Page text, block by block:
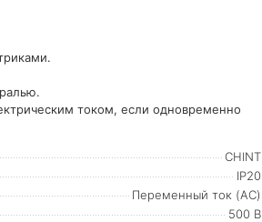
током, если одновременно
CHINT
IP20
Переменный ток (AC)
500 В